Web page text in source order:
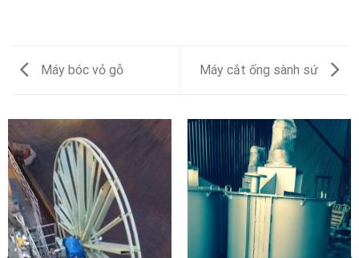
Máy bóc vỏ gỗ Máy cắt ống sành sứ